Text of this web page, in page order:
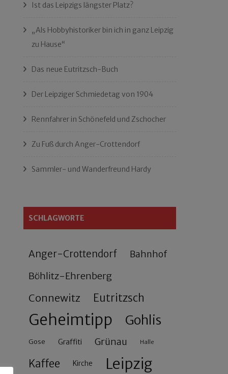
Ist das Leipzigs längster Platz?
„Als Hobbyhistoriker bin ich in ganz Leipzig
zu Hause“
Das neue Eutritzsch-Buch
Der Leipziger Schmiedetag von 1904
Rennfahrer in Schönefeld und Zschocher
Zu Fuß durch Anger-Crottendorf
Sammler- und Wanderfreund Hardy
SCHLAGWORTE
Anger-Crottendorf Bahnhof
Böhlitz-Ehrenberg
Connewitz Eutritzsch
Geheimtipp Gohlis
Gose Graffiti Grünau Halle
Kaffee Kirche Leipzig